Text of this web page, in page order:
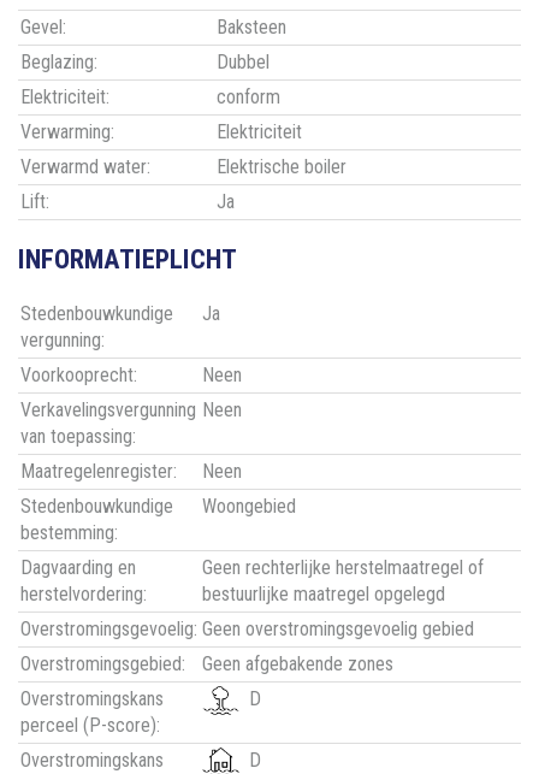
Gevel:
Baksteen
Beglazing:
Dubbel
Elektriciteit:
conform
Verwarming:
Elektriciteit
Verwarmd water:
Elektrische boiler
Lift:
Ja
INFORMATIEPLICHT
Stedenbouwkundige
vergunning:
Ja
Voorkooprecht:
Neen
Verkavelingsvergunning
van toepassing:
Neen
Maatregelenregister:
Neen
Stedenbouwkundige
bestemming:
Woongebied
Dagvaarding en
herstelvordering:
Geen rechterlijke herstelmaatregel of
bestuurlijke maatregel opgelegd
Overstromingsgevoelig: Geen overstromingsgevoelig gebied
Overstromingsgebied:
Geen afgebakende zones
Overstromingskans
perceel (P-score):
D
Overstromingskans
D